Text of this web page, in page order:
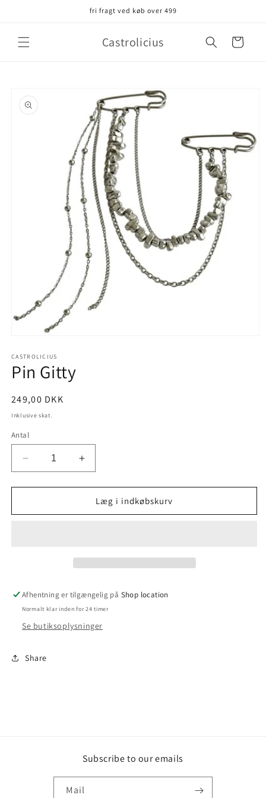
fri fragt ved køb over 499
Castrolicius Indkøbskurv
1
i
modus
CASTROLICIUS
Pin Gitty
Normalpris
249,00 DKK
Inklusive skat.
Antal
Reducer
antallet
for
Gitty
Øg
antallet
for
Gitty
Læg i indkøbskurv
Afhentning er tilgængelig på Shop location
Normalt klar inden for 24 timer
Se butiksoplysninger
Share
Subscribe to our emails
Mail